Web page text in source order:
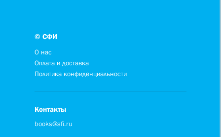
© СФИ
О нас
Оплата и доставка
Политика конфиденциальности
Контакты
books@sfi.ru